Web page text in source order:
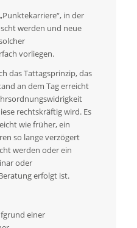
in der
werden und neue
vorliegen.
das Tattagsprinzip, das
an dem Tag erreicht
rechtskräftig wird. Es
wie früher, ein
so lange verzögert
werden oder ein
oder
erfolgt ist.
einer